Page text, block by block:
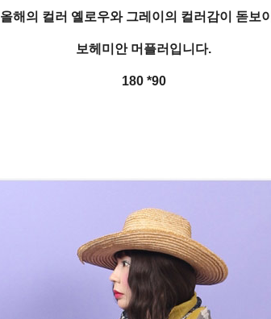
올해의 컬러 옐로우와 그레이의 컬러감이 돋보
보헤미안 머플러입니다.
180 *90